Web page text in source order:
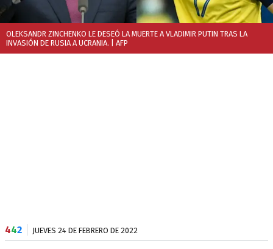
OLEKSANDR ZINCHENKO LE DESEÓ LA MUERTE A VLADIMIR PUTIN TRAS LA
INVASIÓN DE RUSIA A UCRANIA. | AFP
442 JUEVES 24 DE FEBRERO DE 2022